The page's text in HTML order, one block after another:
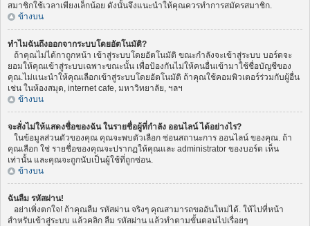
สมาชิกใช้เวลาเพียงเล็กน้อย ดังนั้นจึงแนะนำให้คุณควรทำการสมัครสมาชิก.
ข้างบน
ทำไมฉันถึงออกจากระบบโดยอัตโนมัติ?
ถ้าคุณไม่ได้กาถูกหน้า เข้าสู่ระบบโดยอัตโนมัติ ขณะกำลังจะเข้าสู่ระบบ บอร์ดจะ
ยอมให้คุณเข้าสู่ระบบเฉพาะขณะนั้น เพื่อป้องกันไม่ให้คนอื่นเข้ามาใช้ชื่อบัญชีของ
คุณ.ไม่แนะนำให้คุณเลือกเข้าสู่ระบบโดยอัตโนมัติ ถ้าคุณใช้คอมพิวเตอร์ร่วมกับผู้อื่น
เช่น ในห้องสมุด, internet cafe, มหาวิทยาลัย, ฯลฯ
ข้างบน
จะสั่งไม่ให้แสดงชื่อของฉัน ในรายชื่อผู้ที่กำลัง ออนไลน์ ได้อย่างไร?
ในข้อมูลส่วนตัวของคุณ คุณจะพบตัวเลือก ซ่อนสถานะการ ออนไลน์ ของคุณ. ถ้า
คุณเลือก ใช่ รายชื่อของคุณจะปรากฏให้คุณและ administrator ของบอร์ด เห็น
เท่านั้น และคุณจะถูกนับเป็นผู้ใช้ที่ถูกซ่อน.
ข้างบน
ฉันลืม รหัสผ่าน!
อย่าเพิ่งตกใจ! ถ้าคุณลืม รหัสผ่าน จริงๆ คุณสามารถขออันใหม่ได้. ให้ไปที่หน้า
สำหรับเข้าสู่ระบบ แล้วคลิก ลืม รหัสผ่าน แล้วทำตามขั้นตอนไปเรื่อยๆ